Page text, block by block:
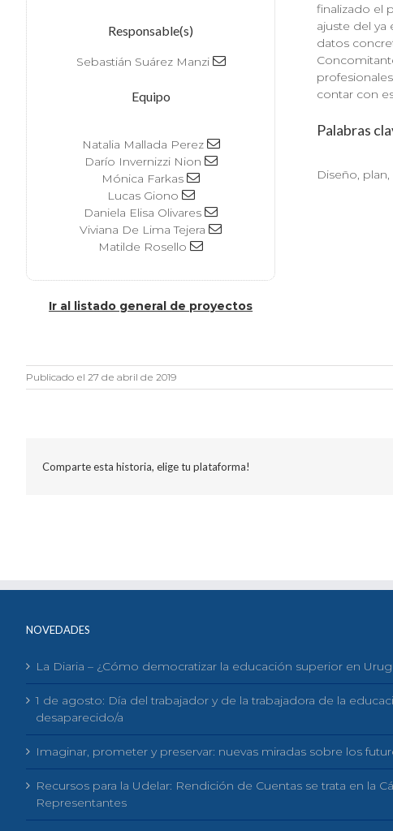
Responsable(s)
Sebastián Suárez Manzi
Equipo
Natalia Mallada Perez
Darío Invernizzi Nion
Mónica Farkas
Lucas Giono
Daniela Elisa Olivares
Viviana De Lima Tejera
Matilde Rosello
Ir al listado general de proyectos
finalizado el
ajuste del ya
datos
contar con
Palabras
Diseño,
Publicado el 27 de abril de 2019
Comparte esta historia, elige tu plataforma!
NOVEDADES
La Diaria – ¿Cómo democratizar la educación superior en
1 de agosto: Día del trabajador y de la trabajadora de la
desaparecido/a
Imaginar, prometer y preservar: nuevas miradas sobre los
Recursos para la Udelar: Rendición de Cuentas se trata en la
Representantes